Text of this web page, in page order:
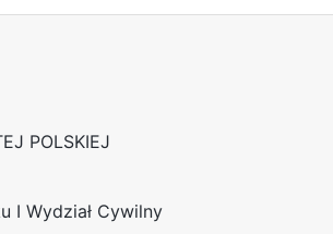
POLSKIEJ
I Wydział Cywilny